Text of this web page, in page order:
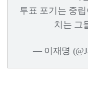
투표 포기는 중
치는 그
— 이재명